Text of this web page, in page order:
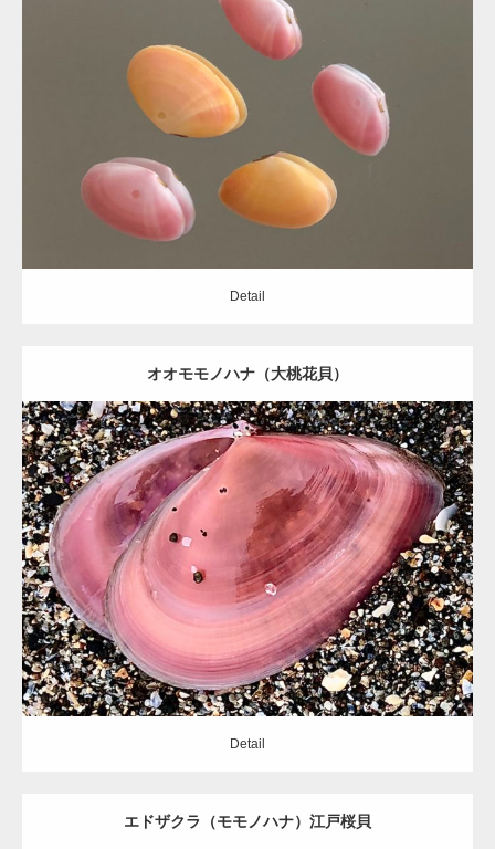
Update: 2021.06.08
Category:ニッコウガイ科
Detail
オオモモノハナ（大桃花貝）
2021.06.08
Category: ニッコウガイ科
Detail
Detail
エドザクラ（モモノハナ）江戸桜貝
gallery40
gallery39